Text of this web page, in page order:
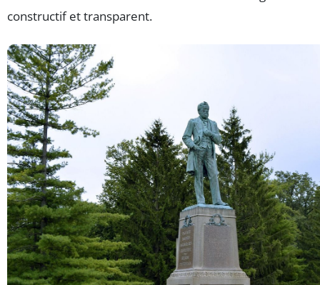
constructif et transparent.